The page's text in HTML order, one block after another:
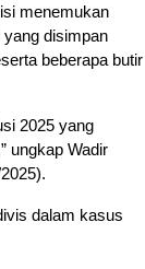
menemukan
disimpan
beberapa butir
2025 yang
ungkap Wadir
dalam kasus